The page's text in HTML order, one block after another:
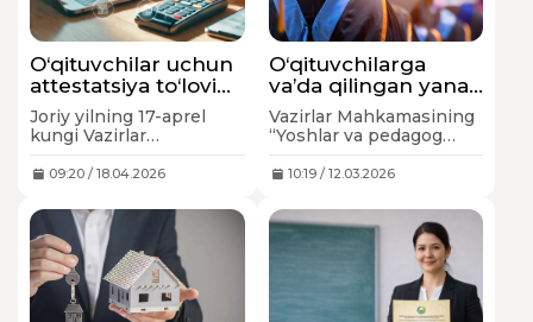
O‘qituvchilar uchun
attestatsiya to‘lovi
50 foizga
arzonlashdi
Joriy yilning 17-aprel
kungi Vazirlar
sonli qarori bilan
qarorlariga o‘zgartirish
va qo‘shimchalar kiritildi.
09:20 / 18.04.2026
O‘qituvchilarga
va’da qilingan yana
bir imtiyoz kuchga
kirdi
Vazirlar Mahkamasining
“Yoshlar va pedagog
ta’lim olishlarini
quvvatlash chora-
tadbirlari to‘g‘risida”gi
88-son qarori imzolandi.
10:19 / 12.03.2026